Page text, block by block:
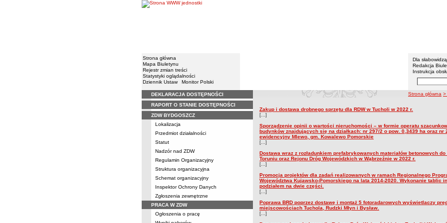
Strona główna
Mapa Biuletynu
Rejestr zmian treści
Statystyki oglądalności
Dziennik Ustaw
Monitor Polski
BIP -
Menu
Dla
Redakcja
Instrukcja
Wyszukiwarka
Menu
DEKLARACJA DOSTĘPNOŚCI
RAPORT O STANIE DOSTĘPNOŚCI
ZDW BYDGOSZCZ
Lokalizacja
Przedmiot działalności
Statut
Nadzór nad ZDW
Regulamin Organizacyjny
Struktura organizacyjna
Schemat organizacyjny
Inspektor Ochrony Danych
Zgłoszenia zewnętrzne
PRACA W ZDW
Ogłoszenia o pracę
ścieżka nawigacji
Strona główna >
20222022
Zakup i dostawa drobnego sprzętu dla RDW w Tucholi w 2022 r.
[...]
Sporządzenie opinii o wartości nieruchomości – w formie operatu
budynków znajdujących się na działkach: nr 297/2 o pow. 0,3439 ha oraz nr
ewidencyjny Mlewo, gm. Kowalewo Pomorskie
[...]
Dostawa wraz z rozładunkiem prefabrykowanych materiałów betonowych
Toruniu oraz Rejonu Dróg Wojewódzkich w Wąbrzeźnie w 2022 r.
[...]
Promocja projektów dla zadań realizowanych w ramach Regionalnego
Województwa Kujawsko-Pomorskiego na lata 2014-2020. Wykonanie tablic
podziałem na dwie części.
[...]
Poprawa BRD poprzez dostawę i montaż 5 fotoradarowych wyświetlaczy
miejscowościach Tuchola, Rudzki Młyn i Bysław.
[...]